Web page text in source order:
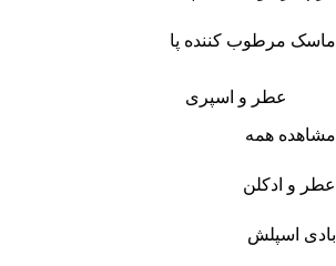
ماسک مرطوب کننده پا
عطر و اسپری
مشاهده همه
عطر و ادکلن
بادی اسپلش